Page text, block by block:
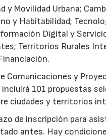
y Movilidad Urbana;
y Habitabilidad;
Digital y
Territorios Rurales
Comunicaciones y
101 propuestas
ciudades y territorios
de inscripción para
antes. Hay